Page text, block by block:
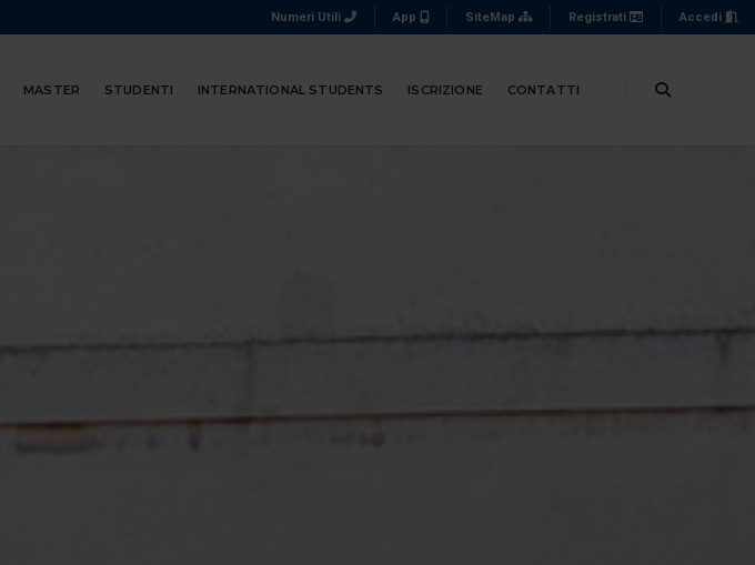
Numeri Utili App SiteMap Registrati Accedi
MASTER STUDENTI INTERNATIONAL STUDENTS ISCRIZIONE CONTATTI